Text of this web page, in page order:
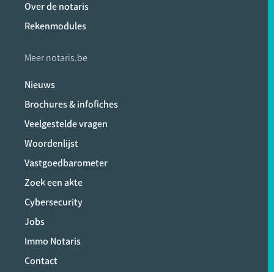
Over de notaris
Rekenmodules
Meer notaris.be
Nieuws
Brochures & infofiches
Veelgestelde vragen
Woordenlijst
Vastgoedbarometer
Zoek een akte
Cybersecurity
Jobs
Immo Notaris
Contact